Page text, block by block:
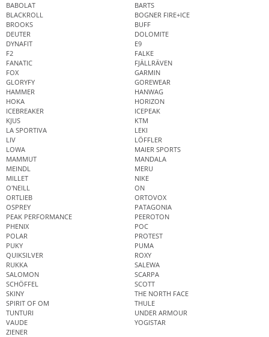
BABOLAT
BARTS
BLACKROLL
BOGNER FIRE+ICE
BROOKS
BUFF
DEUTER
DOLOMITE
DYNAFIT
E9
F2
FALKE
FANATIC
FJÄLLRÄVEN
FOX
GARMIN
GLORYFY
GOREWEAR
HAMMER
HANWAG
HOKA
HORIZON
ICEBREAKER
ICEPEAK
KJUS
KTM
LA SPORTIVA
LEKI
LIV
LÖFFLER
LOWA
MAIER SPORTS
MAMMUT
MANDALA
MEINDL
MERU
MILLET
NIKE
O'NEILL
ON
ORTLIEB
ORTOVOX
OSPREY
PATAGONIA
PEAK PERFORMANCE
PEEROTON
PHENIX
POC
POLAR
PROTEST
PUKY
PUMA
QUIKSILVER
ROXY
RUKKA
SALEWA
SALOMON
SCARPA
SCHÖFFEL
SCOTT
SKINY
THE NORTH FACE
SPIRIT OF OM
THULE
TUNTURI
UNDER ARMOUR
VAUDE
YOGISTAR
ZIENER